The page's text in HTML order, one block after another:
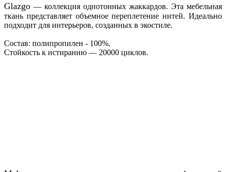
Glazgo — коллекция однотонных жаккардов. Эта мебельная
ткань представляет объемное переплетение нитей. Идеально
подходит для интерьеров, созданных в экостиле.
Состав: полипропилен - 100%.
Стойкость к истиранию — 20000 циклов.